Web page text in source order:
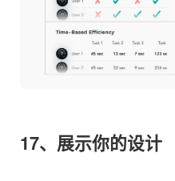
17、展示你的设计